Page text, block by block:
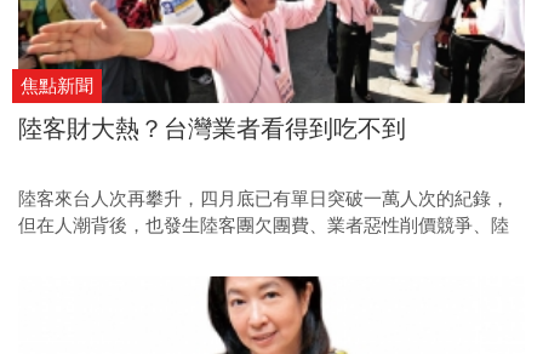
焦點新聞
陸客財大熱？台灣業者看得到吃不到
陸客來台人次再攀升，四月底已有單日突破一萬人次的紀錄，
但在人潮背後，也發生陸客團欠團費、業者惡性削價競爭、陸